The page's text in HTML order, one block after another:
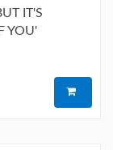
IT'S
YOU'